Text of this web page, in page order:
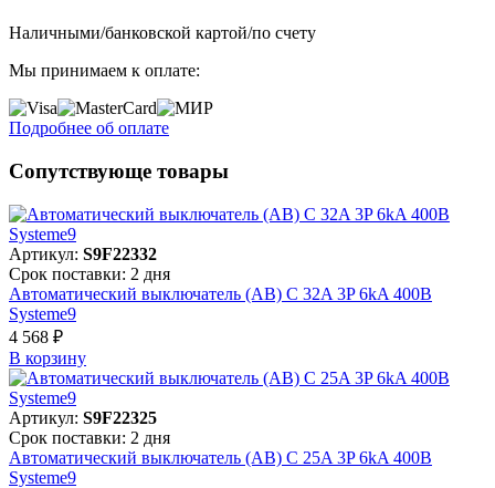
Наличными/банковской картой/по счету
Мы принимаем к оплате:
Подробнее об оплате
Сопутствующе товары
Артикул: S9F22332
Срок поставки: 2 дня
Автоматический выключатель (АВ) C 32A 3P 6kA 400В
Systeme9
4 568 ₽
В корзинy
Артикул: S9F22325
Срок поставки: 2 дня
Автоматический выключатель (АВ) C 25A 3P 6kA 400В
Systeme9